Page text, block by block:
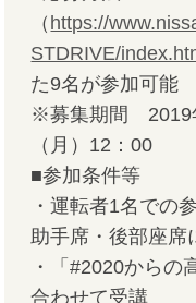
（ https://
STDRIVE/
た9名が参加可能
※募集期間 2019
（月）12：00
■参加条件等
・運転者1名での
助手席・後部座席
・「#2020からの
合わせて受講